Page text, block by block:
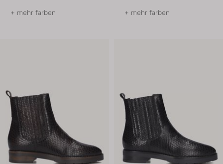
+ mehr farben + mehr farben